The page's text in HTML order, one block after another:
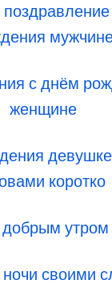
с днём
женщине
коротко
добрым
ночи своими